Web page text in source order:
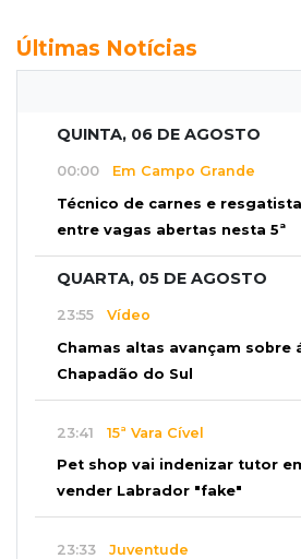
Últimas Notícias
QUINTA, 06 DE AGOSTO
00:00 Em Campo Grande
Técnico de carnes e
entre vagas abertas nesta 5ª
QUARTA, 05 DE AGOSTO
23:55 Vídeo
Chamas altas avançam sobre
Chapadão do Sul
23:41 15ª Vara Cível
Pet shop vai indenizar tutor
vender Labrador "fake"
23:33 Juventude